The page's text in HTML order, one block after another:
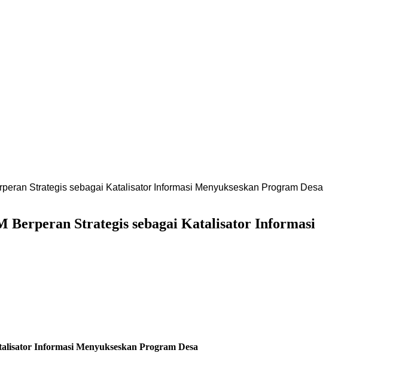
Strategis sebagai Katalisator Informasi Menyukseskan Program Desa
Berperan Strategis sebagai Katalisator Informasi
Informasi Menyukseskan Program Desa